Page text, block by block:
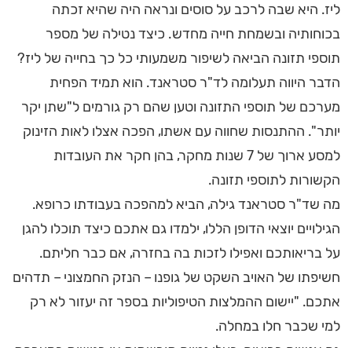
ליז. היא שבה לרכב על סוסים ונראה היה שהיא זכתה
בכוחותיה ובשמחת חייה מחדש. כיצד נטילה של מספר
תוספי תזונה הביאה לשיפור משמעותי כל כך בחייה של ליז?
הדבר היווה תעלומה לד"ר סטראנד. הוא תמיד הפחית
מערכם של תוספי התזונה וטען שהם רק גורמים ל"שתן יקר
יותר". ההתנסות שחווה עם אשתו, הפכה אצלו לאות הזינוק
למסע ארוך של 7 שנות מחקר, בהן חקר את העובדות
הקשורות לתוספי תזונה.
מה שד"ר סטראנד גילה, הביא למהפכה בעבודתו כרופא.
הגילויים יוצאי הדופן הללו, ילמדו גם אתכם כיצד תוכלו להגן
על בריאותכם ואפילו לזכות בה בחזרה, אם כבר חליתם.
חשיפתו של האויב השקט של גופנו – הנזק החמצוני – תדהים
אתכם. "יישום ההמלצות הטיפוליות בספר זה יעזור לא רק
למי שכבר חלו במחלה.